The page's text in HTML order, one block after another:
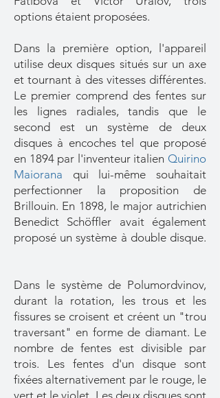
options étaient proposées.
Dans la première option, l'appareil
utilise deux disques situés sur un axe
et tournant à des vitesses différentes.
Le premier comprend des fentes sur
les lignes radiales, tandis que le
second est un système de deux
disques à encoches tel que proposé
en 1894 par l'inventeur italien Quirino
Maiorana qui lui-même souhaitait
perfectionner la proposition de
Brillouin. En 1898, le major autrichien
Benedict Schöffler avait également
proposé un système à double disque.
Dans le système de Polumordvinov,
durant la rotation, les trous et les
fissures se croisent et créent un "trou
traversant" en forme de diamant. Le
nombre de fentes est divisible par
trois. Les fentes d'un disque sont
fixées alternativement par le rouge, le
vert et le violet. Les deux disques sont